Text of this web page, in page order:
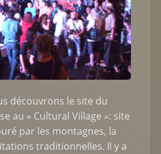
découvrons le site du
au « Cultural Village »: site
par les montagnes, la
traditionnelles. Il y a